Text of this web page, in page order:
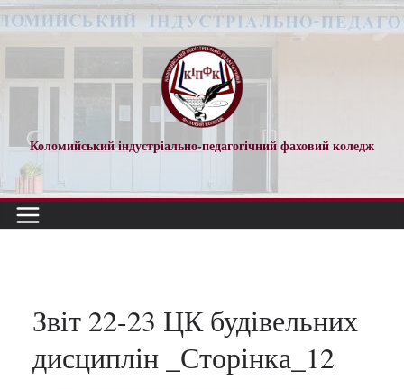
Перейти
до
Коломийський індустріально-педагогічний фаховий коледж
Звіт 22-23 ЦК будівельних
дисциплін _Сторінка_12